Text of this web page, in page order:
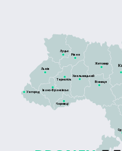
Луцьк
Житомир
Тернопіль
Рівне
Львів
Ужгород
Чернівці
Вінниця
Хмельницький
Івано-Франківськ